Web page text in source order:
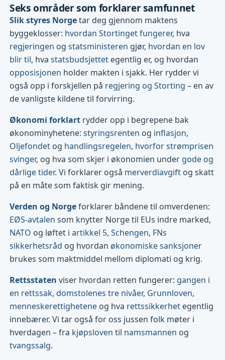
Seks områder som forklarer samfunnet
Slik styres Norgetar deg gjennom maktens
byggeklosser: hvordan Stortinget fungerer, hva
regjeringen ogstatsministeren gjør, hvordan en lov
blir til, hvastatsbudsjettet egentlig er, og hvordan
opposisjonen holder makten i sjakk. Her rydder vi
også opp i forskjellen på regjering og Storting – en av
de vanligste kildene til forvirring.
Økonomi forklart rydder opp i begrepene bak
økonominyhetene:styringsrenten og inflasjon,
Oljefondet og handlingsregelen, hvorfor strømprisen
svinger, og hva som skjer i økonomien under gode og
dårlige tider. Vi forklarer også merverdiavgift og skatt
på en måte som faktisk gir mening.
Verden og Norgeforklarer båndene til omverdenen:
EØS-avtalen som knytter Norge til EUs indre marked,
NATO og løftet iartikkel 5,Schengen, FNs
sikkerhetsråd og hvordan økonomiske sanksjoner
brukes som maktmiddel mellom diplomati og krig.
Rettsstaten viser hvordan retten fungerer: gangen i
en rettssak,domstolenes tre nivåer, Grunnloven,
menneskerettighetene og hva rettssikkerhet egentlig
innebærer. Vi tar også for oss jussen folk møter i
hverdagen – fra kjøpsloven til namsmannen og
tvangssalg.